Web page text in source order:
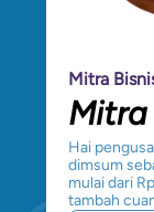
Mitra
Mitra
Hai
dimsum
mulai dari
tambah